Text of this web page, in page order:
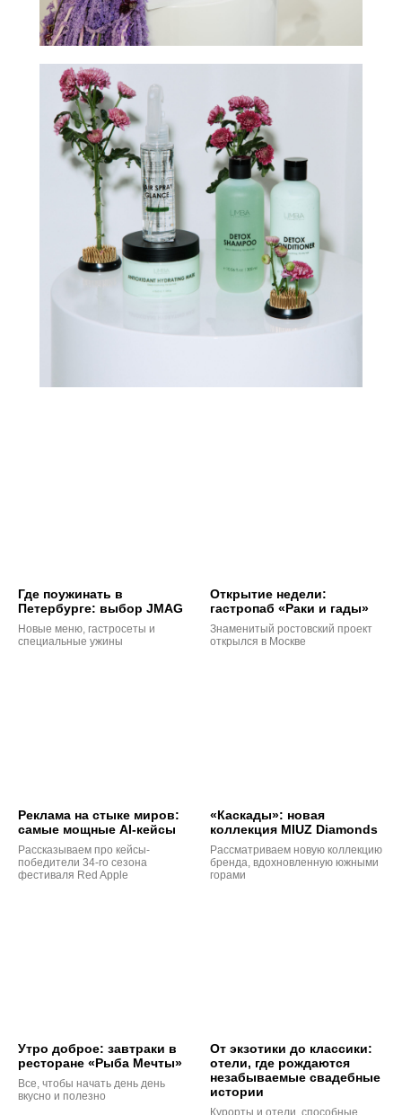
Где поужинать в
Петербурге: выбор JMAG
Новые меню, гастросеты и
специальные ужины
Открытие недели:
гастропаб «Раки и гады»
Знаменитый ростовский проект
открылся в Москве
Реклама на стыке миров:
самые мощные AI-кейсы
Рассказываем про кейсы-
победители 34-го сезона
фестиваля Red Apple
«Каскады»: новая
коллекция MIUZ Diamonds
Рассматриваем новую коллекцию
бренда, вдохновленную южными
горами
Утро доброе: завтраки в
ресторане «Рыба Мечты»
Все, чтобы начать день день
вкусно и полезно
От экзотики до классики:
отели, где рождаются
незабываемые свадебные
истории